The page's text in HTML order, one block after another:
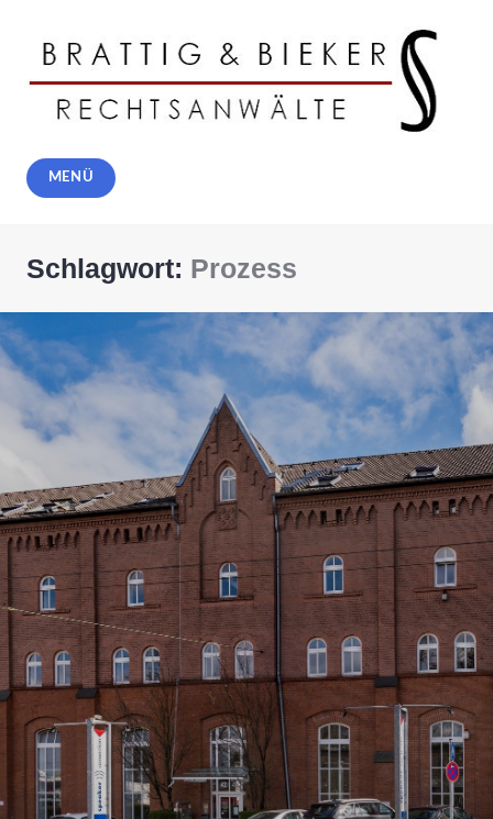
springen
Rechtsanwälte Brattig und Bieker,
Solingen
MENÜ
Schlagwort: Prozess